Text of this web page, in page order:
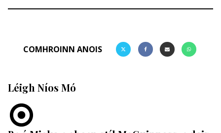
COMHROINN ANOIS
Léigh Níos Mó